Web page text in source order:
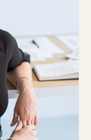
– Criadores do
da imagem,
e saberes locais,
na região, com
ao espaço e à
autenticidade.